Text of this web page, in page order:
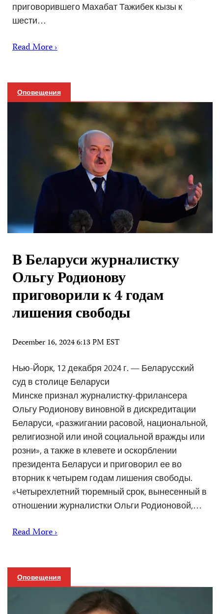
приговорившего Махабат Тажибек кызы к
шести…
Read More ›
Оповещения
В Беларуси журналистку
Ольгу Родионову
приговорили к 4 годам
лишения свободы
December 16, 2024 6:13 PM EST
Нью-Йорк, 12 декабря 2024 г. — Беларусский
суд в столице Беларуси
Минске признал журналистку-фрилансера
Ольгу Родионову виновной в дискредитации
Беларуси, «разжигании расовой, национальной,
религиозной или иной социальной вражды или
розни», а также в клевете и оскорблении
президента Беларуси и приговорил ее во
вторник к четырем годам лишения свободы.
«Четырехлетний тюремный срок, вынесенный в
отношении журналистки Ольги Родионовой,…
Read More ›
Оповещения